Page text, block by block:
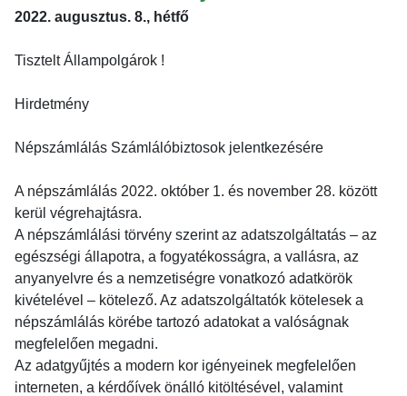
2022. augusztus. 8., hétfő
Tisztelt Állampolgárok !
Hirdetmény
Népszámlálás Számlálóbiztosok jelentkezésére
A népszámlálás 2022. október 1. és november 28. között
kerül végrehajtásra.
A népszámlálási törvény szerint az adatszolgáltatás – az
egészségi állapotra, a fogyatékosságra, a vallásra, az
anyanyelvre és a nemzetiségre vonatkozó adatkörök
kivételével – kötelező. Az adatszolgáltatók kötelesek a
népszámlálás körébe tartozó adatokat a valóságnak
megfelelően megadni.
Az adatgyűjtés a modern kor igényeinek megfelelően
interneten, a kérdőívek önálló kitöltésével, valamint